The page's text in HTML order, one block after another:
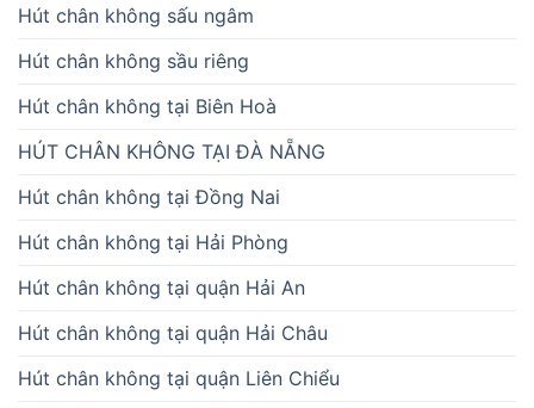
Hút chân không sấu ngâm
Hút chân không sầu riêng
Hút chân không tại Biên Hoà
HÚT CHÂN KHÔNG TẠI ĐÀ NẴNG
Hút chân không tại Đồng Nai
Hút chân không tại Hải Phòng
Hút chân không tại quận Hải An
Hút chân không tại quận Hải Châu
Hút chân không tại quận Liên Chiểu